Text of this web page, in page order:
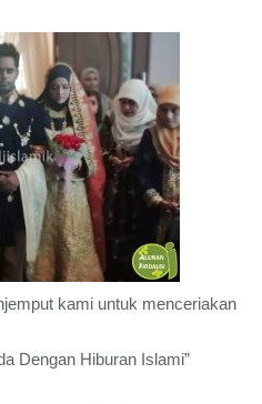
kami untuk menceriakan
Dengan Hiburan Islami”